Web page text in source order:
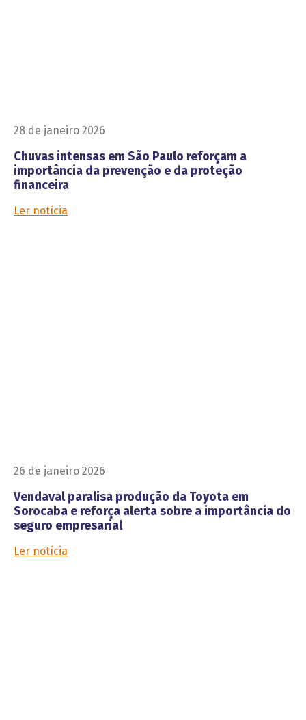
28 de janeiro 2026
Chuvas intensas em São Paulo reforçam a
importância da prevenção e da proteção
financeira
Ler notícia
26 de janeiro 2026
Vendaval paralisa produção da Toyota em
Sorocaba e reforça alerta sobre a importância do
seguro empresarial
Ler notícia